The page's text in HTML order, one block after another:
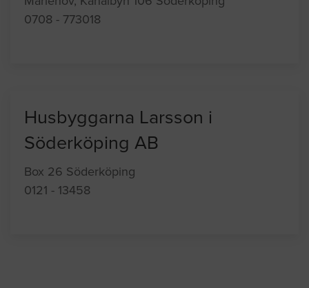
0708 - 773018
Husbyggarna Larsson i
Söderköping AB
Box 26 Söderköping
0121 - 13458